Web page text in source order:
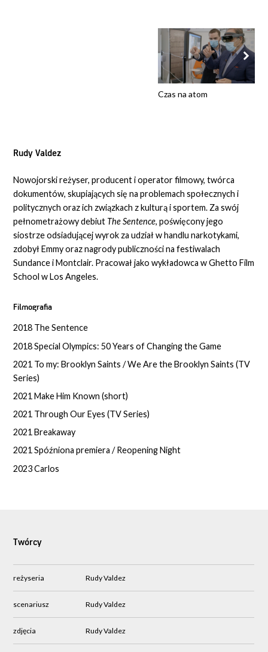
Czas na atom
Rudy Valdez
Nowojorski reżyser, producent i operator filmowy, twórca
dokumentów, skupiających się na problemach społecznych i
politycznych oraz ich związkach z kulturą i sportem. Za swój
pełnometrażowy debiut The Sentence, poświęcony jego
siostrze odsiadującej wyrok za udział w handlu narkotykami,
zdobył Emmy oraz nagrody publiczności na festiwalach
Sundance i Montclair. Pracował jako wykładowca w Ghetto Film
School w Los Angeles.
Filmografia
2018 The Sentence
2018 Special Olympics: 50 Years of Changing the Game
2021 To my: Brooklyn Saints / We Are the Brooklyn Saints (TV
Series)
2021 Make Him Known (short)
2021 Through Our Eyes (TV Series)
2021 Breakaway
2021 Spóźniona premiera / Reopening Night
2023 Carlos
Twórcy
reżyseria Rudy Valdez
scenariusz Rudy Valdez
zdjęcia Rudy Valdez